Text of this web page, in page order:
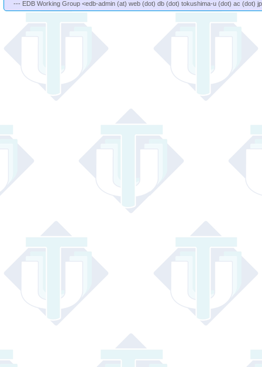
--- EDB Working Group <edb-admin (at) web (dot) db (dot) tokushima-u (dot) ac (dot)